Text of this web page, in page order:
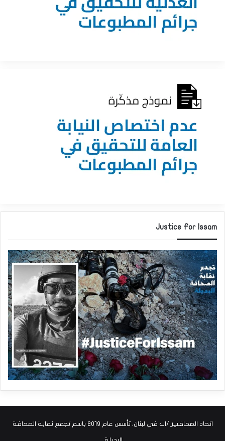
Justice For Issam
اتحاد الصحافيين/ات في لبنان، تأسس عام ٢٠١٩ باسم تجمع نقابة الصحافة